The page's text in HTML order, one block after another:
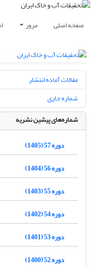
صفحه اصلی مرور
مقالات آماده انتشار
شماره جاری
شماره‌های پیشین نشریه
دوره 57 (1405)
دوره 56 (1404)
دوره 55 (1403)
دوره 54 (1402)
دوره 53 (1401)
دوره 52 (1400)